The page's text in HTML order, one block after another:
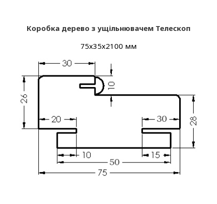
Коробка дерево з ущільнювачем Телескоп
75х35х2100 мм